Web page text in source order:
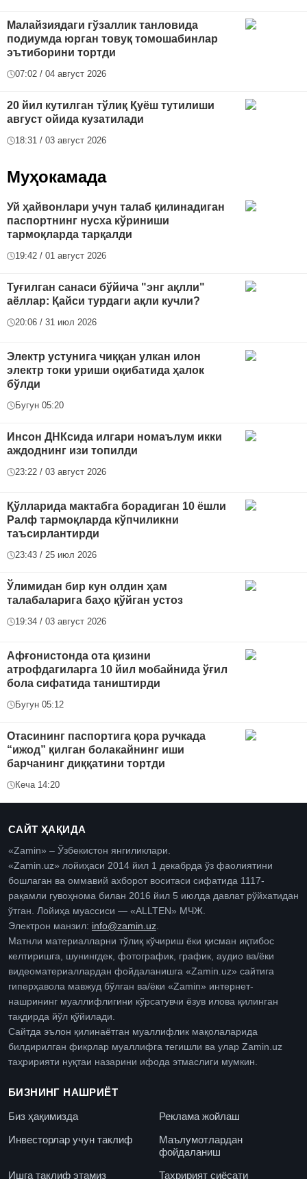
Малайзиядаги гўзаллик танловида
подиумда юрган товуқ томошабинлар
эътиборини тортди
07:02 / 04 август 2026
20 йил кутилган тўлиқ Қуёш тутилиши
август ойида кузатилади
18:31 / 03 август 2026
Муҳокамада
Уй ҳайвонлари учун талаб қилинадиган
паспортнинг нусха кўриниши
тармоқларда тарқалди
19:42 / 01 август 2026
Туғилган санаси бўйича "энг ақлли"
аёллар: Қайси турдаги ақли кучли?
20:06 / 31 июл 2026
Электр устунига чиққан улкан илон
электр токи уриши оқибатида ҳалок
бўлди
Бугун 05:20
Инсон ДНКсида илгари номаълум икки
аждоднинг изи топилди
23:22 / 03 август 2026
Қўлларида мактабга борадиган 10 ёшли
Ралф тармоқларда кўпчиликни
таъсирлантирди
23:43 / 25 июл 2026
Ўлимидан бир кун олдин ҳам
талабаларига баҳо қўйган устоз
19:34 / 03 август 2026
Афғонистонда ота қизини
атрофдагиларга 10 йил мобайнида ўғил
бола сифатида таништирди
Бугун 05:12
Отасининг паспортига қора ручкада
“ижод” қилган болакайнинг иши
барчанинг диққатини тортди
Кеча 14:20
САЙТ ҲАҚИДА
«Zamin» – Ўзбекистон янгиликлари.
«Zamin.uz» лойиҳаси 2014 йил 1 декабрда ўз фаолиятини
бошлаган ва оммавий ахборот воситаси сифатида 1117-
рақамли гувоҳнома билан 2016 йил 5 июлда давлат рўйхатидан
ўтган. Лойиҳа муассиси — «ALLTEN» МЧЖ.
Электрон манзил: info@zamin.uz.
Матнли материалларни тўлиқ кўчириш ёки қисман иқтибос
келтиришга, шунингдек, фотографик, график, аудио ва/ёки
видеоматериаллардан фойдаланишга «Zamin.uz» сайтига
гиперҳавола мавжуд бўлган ва/ёки «Zamin» интернет-
нашрининг муаллифлигини кўрсатувчи ёзув илова қилинган
тақдирда йўл қўйилади.
Сайтда эълон қилинаётган муаллифлик мақолаларида
билдирилган фикрлар муаллифга тегишли ва улар Zamin.uz
таҳририяти нуқтаи назарини ифода этмаслиги мумкин.
БИЗНИНГ НАШРИЁТ
Биз ҳақимизда
Реклама жойлаш
Инвесторлар учун таклиф
Маълумотлардан
фойдаланиш
Ишга таклиф этамиз
Таҳририят сиёсати